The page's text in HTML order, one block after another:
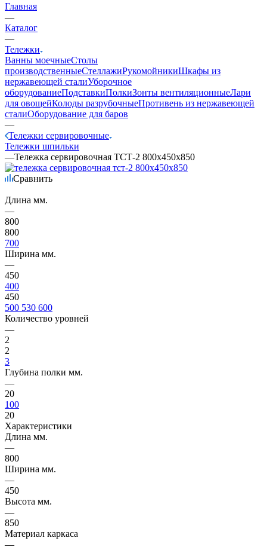
Главная
—
Каталог
—
Тележки
Ванны моечныеСтолы
производственныеСтеллажиРукомойникиШкафы из
нержавеющей сталиУборочное
оборудованиеПодставкиПолкиЗонты вентиляционныеЛари
для овощейКолоды разрубочныеПротивень из нержавеющей
сталиОборудование для баров
—
Тележки сервировочные
Тележки шпильки
—Тележка сервировочная ТСТ-2 800х450х850
Сравнить
Длина мм.
—
800
800
700
Ширина мм.
—
450
400
450
500 530 600
Количество уровней
—
2
2
3
Глубина полки мм.
—
20
100
20
Характеристики
Длина мм.
—
800
Ширина мм.
—
450
Высота мм.
—
850
Материал каркаса
—